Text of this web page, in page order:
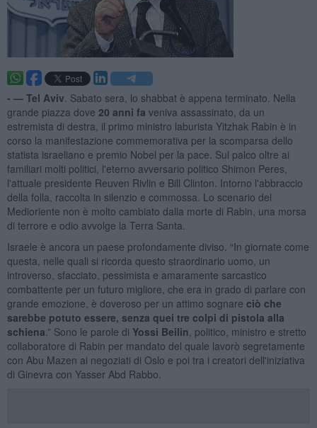
- — Tel Aviv . Sabato sera, lo shabbat è appena terminato. Nella
grande piazza dove 20 anni fa veniva assassinato, da un
estremista di destra, il primo ministro laburista Yitzhak Rabin è in
corso la manifestazione commemorativa per la scomparsa dello
statista israeliano e premio Nobel per la pace. Sul palco oltre ai
familiari molti politici, l'eterno avversario politico Shimon Peres,
l'attuale presidente Reuven Rivlin e Bill Clinton. Intorno l'abbraccio
della folla, raccolta in silenzio e commossa. Lo scenario del
Medioriente non è molto cambiato dalla morte di Rabin, una morsa
di terrore e odio avvolge la Terra Santa.
Israele è ancora un paese profondamente diviso. “In giornate come
questa, nelle quali si ricorda questo straordinario uomo, un
introverso, sfacciato, pessimista e amaramente sarcastico
combattente per un futuro migliore, che era in grado di parlare con
grande emozione, è doveroso per un attimo sognare ciò che
sarebbe potuto essere, senza quei tre colpi di pistola alla
schiena .” Sono le parole di Yossi Beilin , politico, ministro e stretto
collaboratore di Rabin per mandato del quale lavorò segretamente
con Abu Mazen ai negoziati di Oslo e poi tra i creatori dell'iniziativa
di Ginevra con Yasser Abd Rabbo.